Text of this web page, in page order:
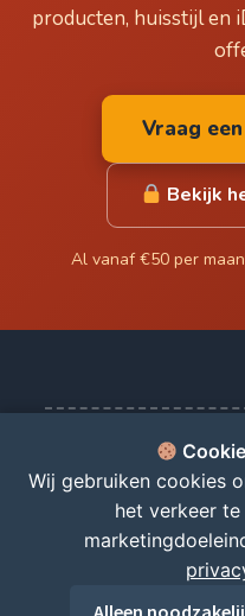
producten, huisstijl en
Vraag
Bekijk
Al vanaf €50 per
© 2026 Koopjeskraam -
Zelf een
Wij gebruiken cookies
het verkeer
Alleen